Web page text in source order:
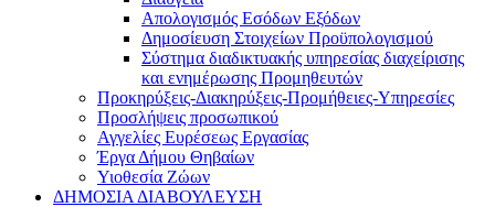
Απολογισμός Εσόδων Εξόδων
Δημοσίευση Στοιχείων Προϋπολογισμού
Σύστημα διαδικτυακής υπηρεσίας διαχείρισης
και ενημέρωσης Προμηθευτών
Προκηρύξεις-Διακηρύξεις-Προμήθειες-Υπηρεσίες
Προσλήψεις προσωπικού
Αγγελίες Ευρέσεως Εργασίας
Έργα Δήμου Θηβαίων
Υιοθεσία Ζώων
ΔΗΜΟΣΙΑ ΔΙΑΒΟΥΛΕΥΣΗ